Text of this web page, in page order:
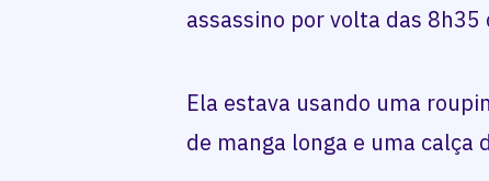
assassino por volta das 8h35
Ela estava usando uma
de manga longa e uma calça